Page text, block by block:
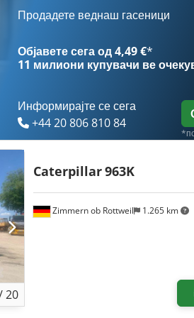
Продадете веднаш гасеници
Објавете сега од 4,49 €*
11 милиони купувачи ве
Информирајте се сега
+44 20 806 810 84
20
Zimmern ob Rottweil 1.265 km
Caterpillar963K